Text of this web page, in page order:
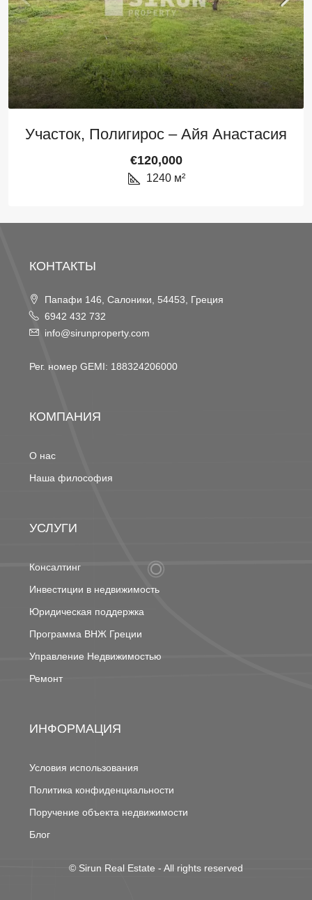
Участок, Полигирос – Айя Анастасия
€120,000
1240 м²
КОНТАКТЫ
Папафи 146, Салоники, 54453, Греция
6942 432 732
info@sirunproperty.com
Рег. номер GEMI: 188324206000
КОМПАНИЯ
О нас
Наша философия
УСЛУГИ
Консалтинг
Инвестиции в недвижимость
Юридическая поддержка
Программа ВНЖ Греции
Управление Недвижимостью
Ремонт
ИНФОРМАЦИЯ
Условия использования
Политика конфиденциальности
Поручение объекта недвижимости
Блог
© Sirun Real Estate - All rights reserved